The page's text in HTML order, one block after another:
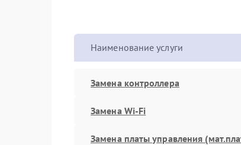
Наименование услуги
Замена контроллера
Замена Wi-Fi
Замена платы управления